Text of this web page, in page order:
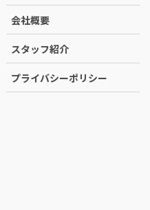
会社概要
スタッフ紹介
プライバシーポリシー